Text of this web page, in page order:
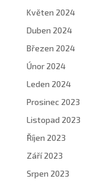
Květen 2024
Duben 2024
Březen 2024
Únor 2024
Leden 2024
Prosinec 2023
Listopad 2023
Říjen 2023
Září 2023
Srpen 2023